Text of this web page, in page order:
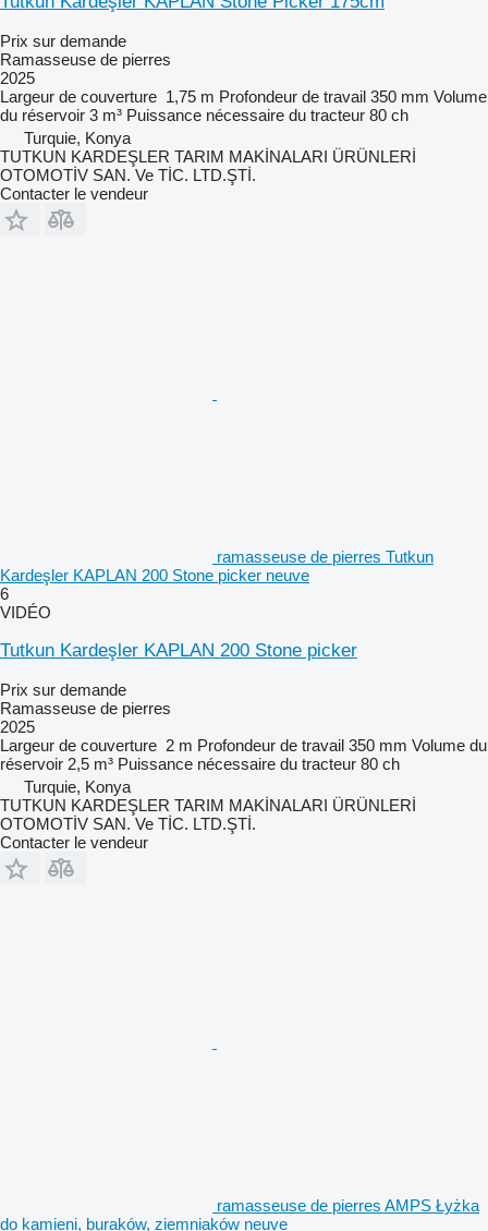
Prix sur demande
Ramasseuse de pierres
2025
Largeur de couverture 1,75 m Profondeur de travail 350 mm Volume
du réservoir 3 m³ Puissance nécessaire du tracteur 80 ch
Turquie, Konya
TUTKUN KARDEŞLER TARIM MAKİNALARI ÜRÜNLERİ
OTOMOTİV SAN. Ve TİC. LTD.ŞTİ.
Contacter le vendeur
ramasseuse de pierres Tutkun
Kardeşler KAPLAN 200 Stone picker neuve
6
VIDÉO
Tutkun Kardeşler KAPLAN 200 Stone picker
Prix sur demande
Ramasseuse de pierres
2025
Largeur de couverture 2 m Profondeur de travail 350 mm Volume du
réservoir 2,5 m³ Puissance nécessaire du tracteur 80 ch
Turquie, Konya
TUTKUN KARDEŞLER TARIM MAKİNALARI ÜRÜNLERİ
OTOMOTİV SAN. Ve TİC. LTD.ŞTİ.
Contacter le vendeur
ramasseuse de pierres AMPS Łyżka
do kamieni, buraków, ziemniaków neuve